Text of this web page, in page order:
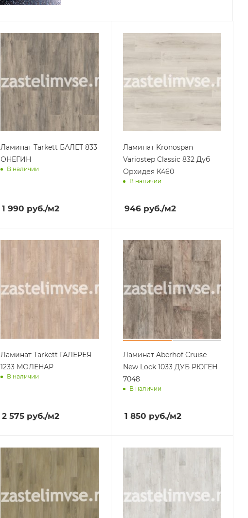
Ламинат Tarkett БАЛЕТ 833
ОНЕГИН
В наличии
1 990 руб./м2
Ламинат Kronospan
Variostep Classic 832 Дуб
Орхидея K460
В наличии
946руб./м2
Ламинат Tarkett ГАЛЕРЕЯ
1233 МОЛЕНАР
В наличии
2 575 руб./м2
Ламинат Aberhof Cruise
New Lock 1033 ДУБ РЮГЕН
7048
В наличии
1 850 руб./м2